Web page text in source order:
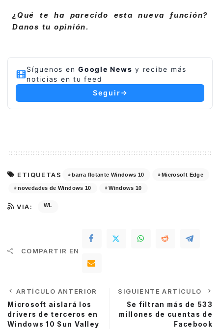
¿Qué te ha parecido esta nueva función?
Danos tu opinión.
Síguenos en Google News y recibe más
noticias en tu feed
Seguir
ETIQUETAS barra flotante Windows 10 Microsoft Edge
novedades de Windows 10 Windows 10
VIA: WL
COMPARTIR EN
ARTÍCULO ANTERIOR
Microsoft aislará los
drivers de terceros en
Windows 10 Sun Valley
SIGUIENTE ARTÍCULO
Se filtran más de 533
millones de cuentas de
Facebook